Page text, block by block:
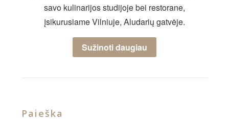
savo kulinarijos studijoje bei restorane,
įsikurusiame Vilniuje, Aludarių gatvėje.
Sužinoti daugiau
Paieška